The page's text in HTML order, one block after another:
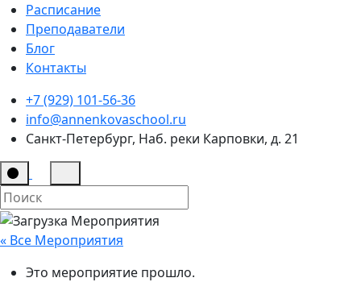
Расписание
Преподаватели
Блог
Контакты
+7 (929) 101-56-36
info@annenkovaschool.ru
Санкт-Петербург, Наб. реки Карповки, д. 21
« Все Мероприятия
Это мероприятие прошло.